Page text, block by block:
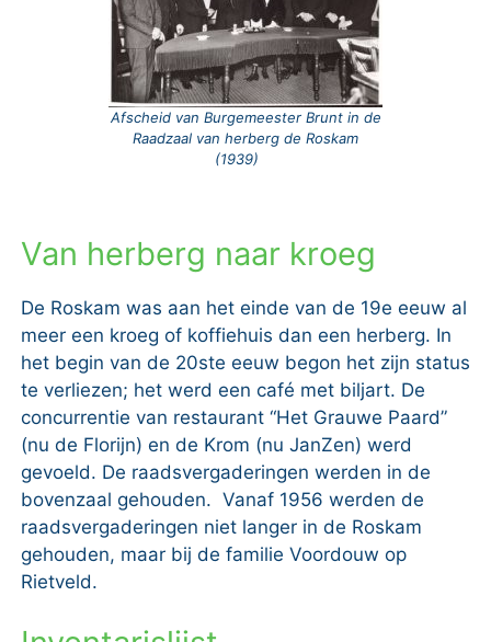
Afscheid van Burgemeester Brunt in de
Raadzaal van herberg de Roskam
(1939)
Van herberg naar kroeg
De Roskam was aan het einde van de 19e eeuw al
meer een kroeg of koffiehuis dan een herberg. In
het begin van de 20ste eeuw begon het zijn status
te verliezen; het werd een café met biljart. De
concurrentie van restaurant “Het Grauwe Paard”
(nu de Florijn) en de Krom (nu JanZen) werd
gevoeld. De raadsvergaderingen werden in de
bovenzaal gehouden. Vanaf 1956 werden de
raadsvergaderingen niet langer in de Roskam
gehouden, maar bij de familie Voordouw op
Rietveld.